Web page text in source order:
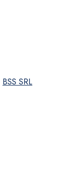
BSS SRL